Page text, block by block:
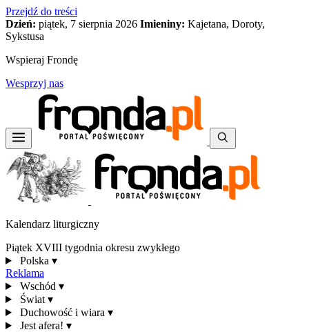
Przejdź do treści
Dzień: piątek, 7 sierpnia 2026 Imieniny: Kajetana, Doroty,
Sykstusa
Wspieraj Frondę
Wesprzyj nas
Kalendarz liturgiczny
Piątek XVIII tygodnia okresu zwykłego
Polska ▾
Reklama
Wschód ▾
Świat ▾
Duchowość i wiara ▾
Jest afera! ▾